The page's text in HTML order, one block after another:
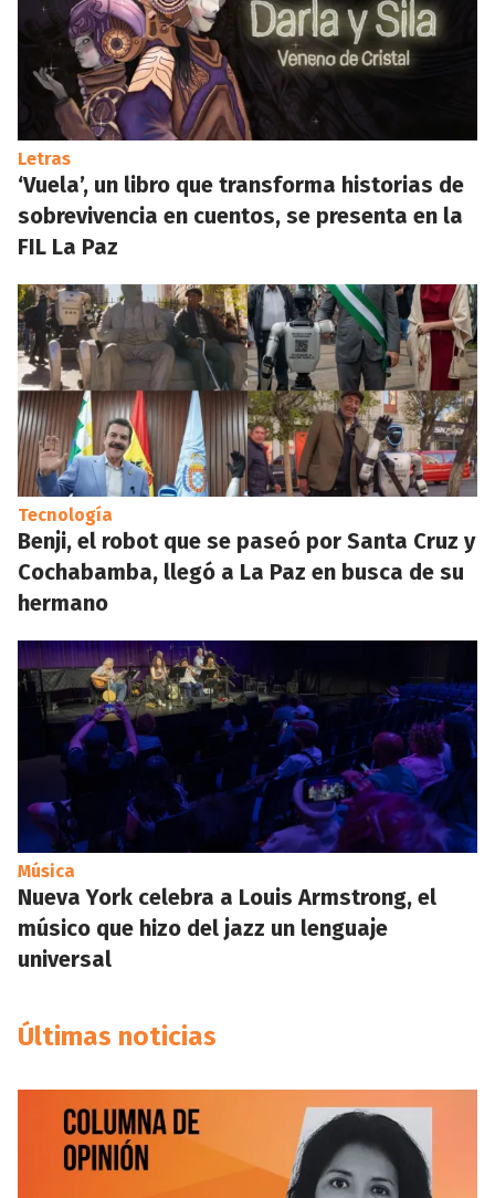
Letras
‘Vuela’, un libro que transforma historias de
sobrevivencia en cuentos, se presenta en la
FIL La Paz
Tecnología
Benji, el robot que se paseó por Santa Cruz y
Cochabamba, llegó a La Paz en busca de su
hermano
Música
Nueva York celebra a Louis Armstrong, el
músico que hizo del jazz un lenguaje
universal
Últimas noticias